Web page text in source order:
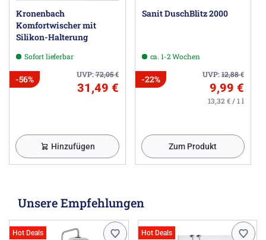
Kronenbach
Komfortwischer mit
Silikon-Halterung
Sofort lieferbar
UVP:72,05€
-56%
31,49 €
Hinzufügen
Sanit DuschBlitz 2000
ca. 1-2 Wochen
UVP:12,88€
-22%
9,99 €
13,32 € / 1 l
Zum Produkt
Unsere Empfehlungen
Hot Deals Hot Deals